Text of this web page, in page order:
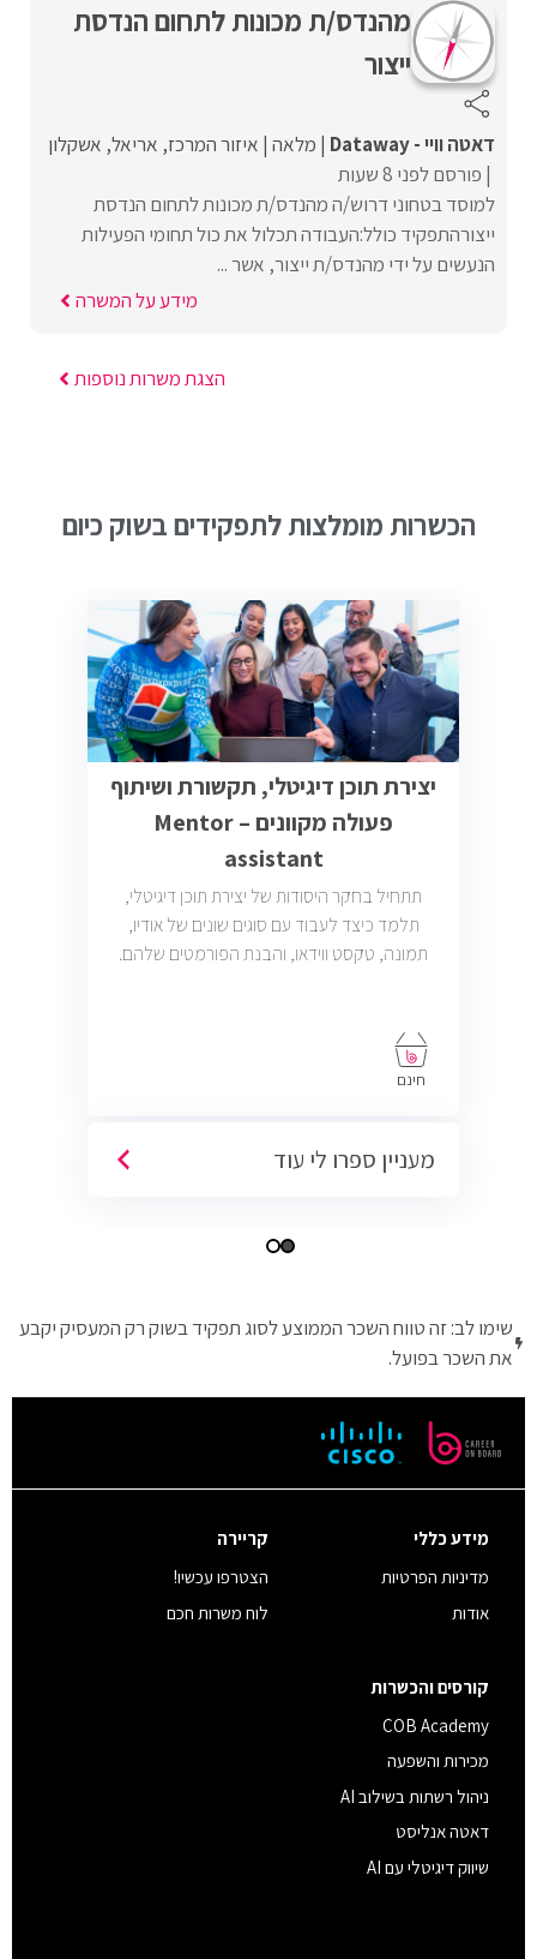
מהנדס/ת מכונות לתחום הנדסת
ייצור
דאטה וויי - Dataway מלאה איזור המרכז אריאל אשקלון
פורסם לפני 8 שעות
למוסד בטחוני דרוש/ה מהנדס/ת מכונות לתחום הנדסת
ייצורהתפקיד כולל:העבודה תכלול את כול תחומי הפעילות
הנעשים על ידי מהנדס/ת ייצור, אשר ...
מידע על המשרה
הצגת משרות נוספות
הכשרות מומלצות לתפקידים בשוק כיום
יצירת תוכן דיגיטלי, תקשורת ושיתוף
פעולה מקוונים – Mentor
assistant
תתחיל בחקר היסודות של יצירת תוכן דיגיטלי,
תלמד כיצד לעבוד עם סוגים שונים של אודיו,
תמונה, טקסט ווידאו, והבנת הפורמטים שלהם.
חינם
מעניין ספרו לי עוד
שימו לב: זה טווח השכר הממוצע לסוג תפקיד בשוק רק המעסיק יקבע
את השכר בפועל.
מידע כללי
מדיניות הפרטיות
אודות
קריירה
הצטרפו עכשיו!
לוח משרות חכם
קורסים והכשרות
COB Academy
מכירות והשפעה
ניהול רשתות בשילוב AI
דאטה אנליסט
שיווק דיגיטלי עם AI